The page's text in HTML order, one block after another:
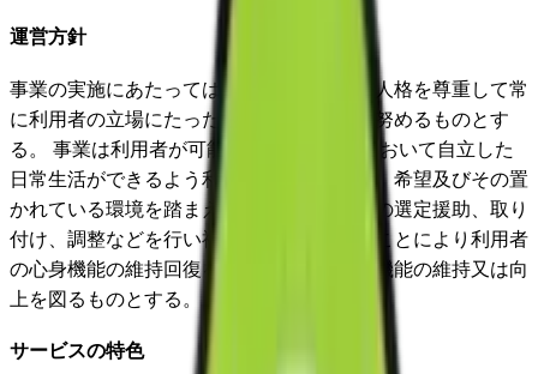
運営方針
事業の実施にあたっては利用者の意思及び人格を尊重して常
に利用者の立場にたったサービスの提供に努めるものとす
る。 事業は利用者が可能な限りその居宅において自立した
日常生活ができるよう利用者の心身の状態、希望及びその置
かれている環境を踏まえた適切な福祉用具の選定援助、取り
付け、調整などを行い福祉用具を販売することにより利用者
の心身機能の維持回復を図り利用者の生活機能の維持又は向
上を図るものとする。
サービスの特色